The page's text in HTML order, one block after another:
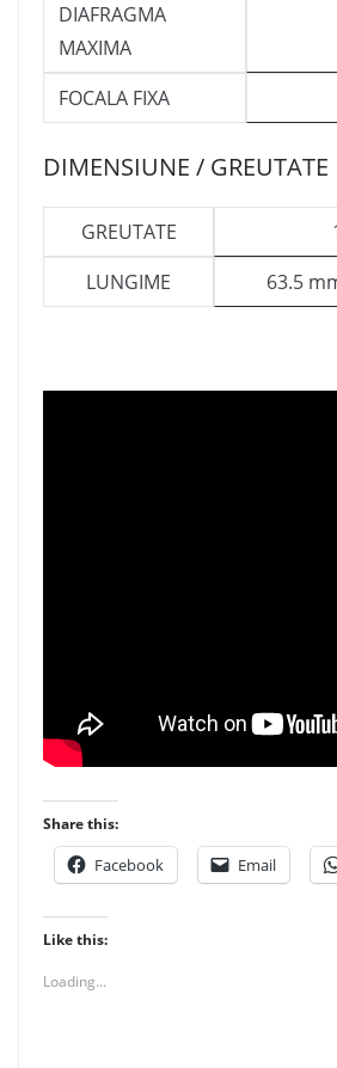
DIAFRAGMA
MAXIMA
FOCALA FIXA
DIMENSIUNE / GREUTATE
GREUTATE
LUNGIME
63.5
Share this:
Facebook Email
Like this:
Loading...